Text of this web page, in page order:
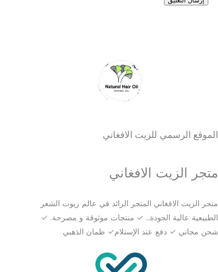
الموقع الرسمي للزيت الافغاني
متجر الزيت الافغاني
متجر الزيت الافغاني المتجر الرائد في عالم زيوت الشعر
الطبيعية عالية الجودة.. ✓ منتجات موثوقة و مصرحة. ✓
شحن مجاني ✓ دفع عند الإستلام✓ ظمان الذهبي​